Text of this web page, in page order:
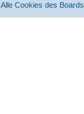
Alle Cookies des